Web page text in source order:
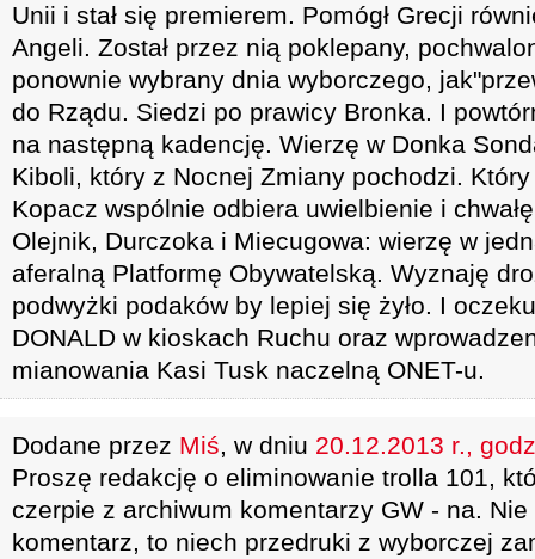
Unii i stał się premierem. Pomógł Grecji
Angeli. Został przez nią poklepany,
ponownie wybrany dnia wyborczego,
do Rządu. Siedzi po prawicy Bronka. I
na następną kadencję. Wierzę w Donka
Kiboli, który z Nocnej Zmiany pochodzi. Który
Kopacz wspólnie odbiera uwielbienie i
Olejnik, Durczoka i Miecugowa: wierzę w
aferalną Platformę Obywatelską. Wyznaję
podwyżki podaków by lepiej się żyło. I
DONALD w kioskach Ruchu oraz
mianowania Kasi Tusk naczelną ONET-u.
Dodane przez Miś, w dniu 20.12.2013 r.,
Proszę redakcję o eliminowanie trolla 101,
czerpie z archiwum komentarzy GW - na. Nie
komentarz, to niech przedruki z wyborczej